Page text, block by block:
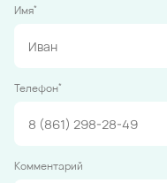
Имя*
Телефон*
Комментарий